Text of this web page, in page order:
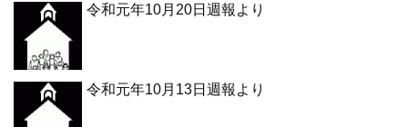
令和元年10月20日週報より
令和元年10月13日週報より